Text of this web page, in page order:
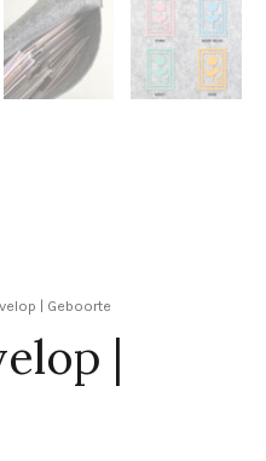
| Geboorte
|